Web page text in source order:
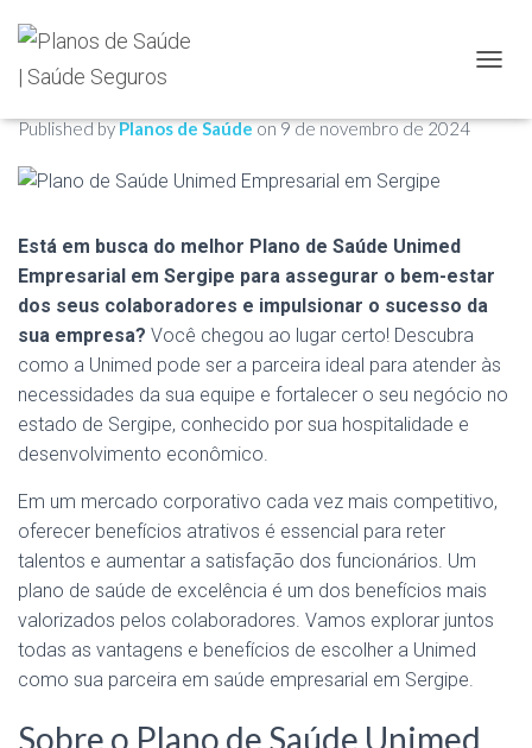
Plano de Saúde Unimed
Empresarial em Sergipe
Published byPlanos de Saúdeon9 de novembro de 2024
Está em busca do melhor Plano de Saúde Unimed
Empresarial em Sergipe para assegurar o bem-estar
dos seus colaboradores e impulsionar o sucesso da
sua empresa? Você chegou ao lugar certo! Descubra
como a Unimed pode ser a parceira ideal para atender às
necessidades da sua equipe e fortalecer o seu negócio no
estado de Sergipe, conhecido por sua hospitalidade e
desenvolvimento econômico.
Em um mercado corporativo cada vez mais competitivo,
oferecer benefícios atrativos é essencial para reter
talentos e aumentar a satisfação dos funcionários. Um
plano de saúde de excelência é um dos benefícios mais
valorizados pelos colaboradores. Vamos explorar juntos
todas as vantagens e benefícios de escolher a Unimed
como sua parceira em saúde empresarial em Sergipe.
Sobre o Plano de Saúde Unimed